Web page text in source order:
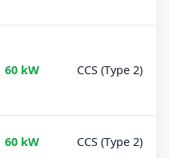
60 kW CCS (Type 2)
60 kW CCS (Type 2)